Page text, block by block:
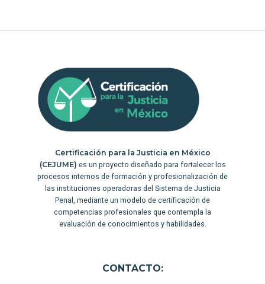
Certificación para la Justicia en México
(CEJUME) es un proyecto diseñado para fortalecer los
procesos internos de formación y profesionalización de
las instituciones operadoras del Sistema de Justicia
Penal, mediante un modelo de certificación de
competencias profesionales que contempla la
evaluación de conocimientos y habilidades.
CONTACTO: